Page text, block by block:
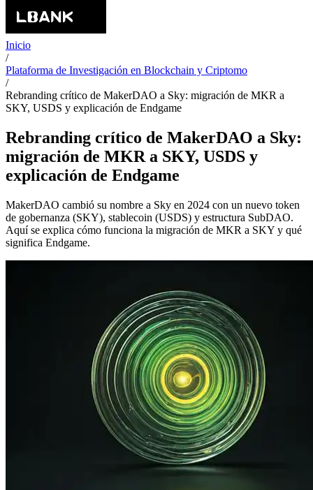
Inicio
/
Plataforma de Investigación en Blockchain y Criptomo
/
Rebranding crítico de MakerDAO a Sky: migración de MKR a
SKY, USDS y explicación de Endgame
Rebranding crítico de MakerDAO a Sky:
migración de MKR a SKY, USDS y
explicación de Endgame
MakerDAO cambió su nombre a Sky en 2024 con un nuevo token
de gobernanza (SKY), stablecoin (USDS) y estructura SubDAO.
Aquí se explica cómo funciona la migración de MKR a SKY y qué
significa Endgame.